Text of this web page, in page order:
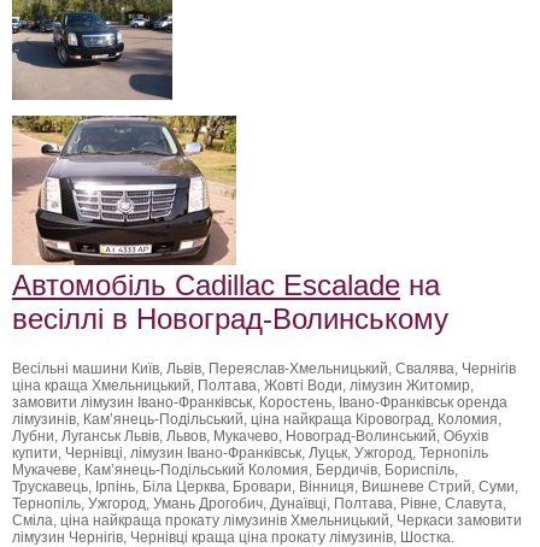
Автомобіль Cadillac Escalade на
весіллі в Новоград-Волинському
Весільні машини Київ, Львів, Переяслав-Хмельницький, Свалява, Чернігів
ціна краща Хмельницький, Полтава, Жовті Води, лімузин Житомир,
замовити лімузин Івано-Франківськ, Коростень, Івано-Франківськ оренда
лімузинів, Кам’янець-Подільський, ціна найкраща Кіровоград, Коломия,
Лубни, Луганськ Львів, Львов, Мукачево, Новоград-Волинський, Обухів
купити, Чернівці, лімузин Івано-Франківськ, Луцьк, Ужгород, Тернопіль
Мукачеве, Кам’янець-Подільський Коломия, Бердичів, Бориспіль,
Трускавець, Ірпінь, Біла Церква, Бровари, Вінниця, Вишневе Стрий, Суми,
Тернопіль, Ужгород, Умань Дрогобич, Дунаївці, Полтава, Рівне, Славута,
Сміла, ціна найкраща прокату лімузинів Хмельницький, Черкаси замовити
лімузин Чернігів, Чернівці краща ціна прокату лімузинів, Шостка.